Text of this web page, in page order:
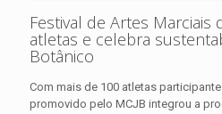
Festival de Artes
atletas e celebra
Botânico
Com mais de 100 atletas
promovido pelo MCJB integrou a